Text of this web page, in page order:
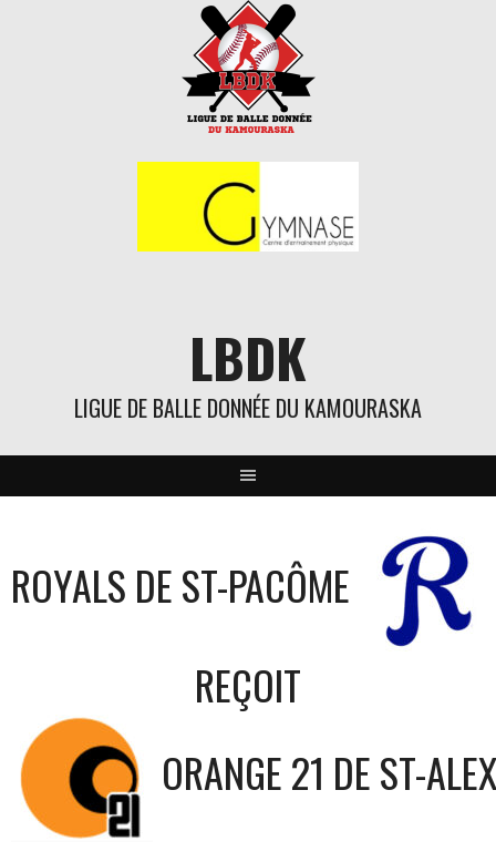
LBDK
LIGUE DE BALLE DONNÉE DU KAMOURASKA
ROYALS DE ST-PACÔME
REÇOIT
ORANGE 21 DE ST-